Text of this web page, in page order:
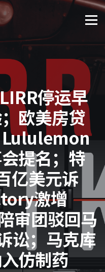
停运早
欧美房贷
Lululemon
提名；特
亿美元诉
激增
审团驳回马
讼；马克库
仿制药